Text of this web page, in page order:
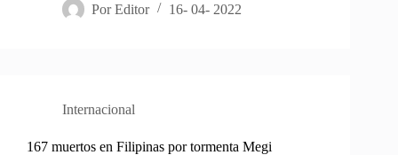
Por Editor 16- 04- 2022
Internacional
167 muertos en Filipinas por tormenta Megi